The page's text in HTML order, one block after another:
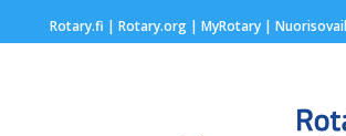
Rotary.fi | Rotary.org| MyRotary |